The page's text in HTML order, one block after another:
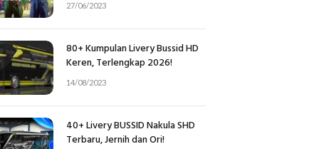
27/06/2023
80+ Kumpulan Livery Bussid HD
Keren, Terlengkap 2026!
14/08/2023
40+ Livery BUSSID Nakula SHD
Terbaru, Jernih dan Ori!